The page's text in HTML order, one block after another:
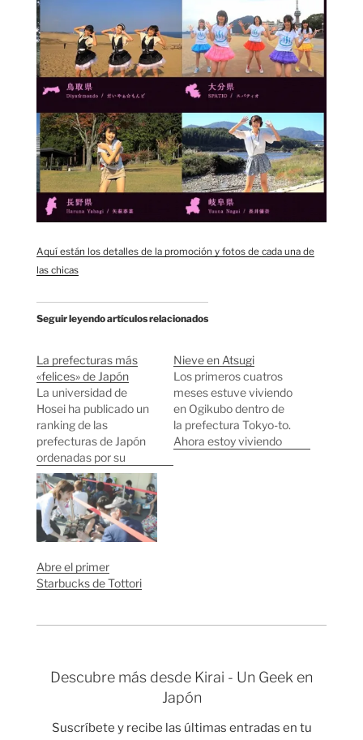
Aquí están los detalles de la promoción y fotos de cada una de
las chicas
Seguir leyendo artículos relacionados
La prefecturas más
«felices» de Japón
La universidad de
Hosei ha publicado un
ranking de las
prefecturas de Japón
ordenadas por su
índice de felicidad.
Para calcular la
"felicidad" de cada
territorio se han
basado en el estilo de
el trabajo, en la
seguridad y en la salud
Nieve en Atsugi
Los primeros cuatros
meses estuve viviendo
en Ogikubo dentro de
la prefectura Tokyo-to.
Ahora estoy viviendo
Abre el primer
Starbucks de Tottori
Descubre más desde Kirai - Un Geek en
Japón
Suscríbete y recibe las últimas entradas en tu